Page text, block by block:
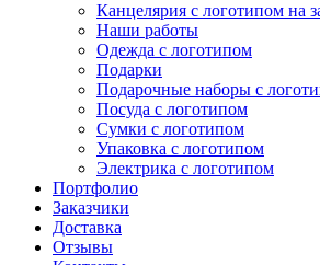
Канцелярия с логотипом на
Наши работы
Одежда с логотипом
Подарки
Подарочные наборы с
Посуда с логотипом
Сумки с логотипом
Упаковка с логотипом
Электрика с логотипом
Портфолио
Заказчики
Доставка
Отзывы